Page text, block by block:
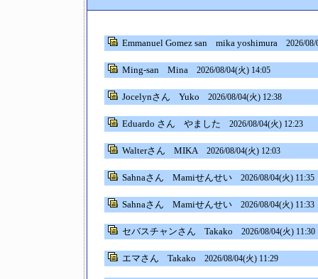
Emmanuel Gomez sanmika yoshimura 2026/
Ming-sanMina 2026/08/04(火) 14:05
Jocelynさん Yuko 2026/08/04(火) 12:38
Eduardo さん やました 2026/08/04(火) 12:23
Walterさん MIKA 2026/08/04(火) 12:03
Sahnaさん Mamiせんせい 2026/08/04(火) 11:35
Sahnaさん Mamiせんせい 2026/08/04(火) 11:33
セバスチャンさん Takako 2026/08/04(火) 11:30
エマさん Takako 2026/08/04(火) 11:29